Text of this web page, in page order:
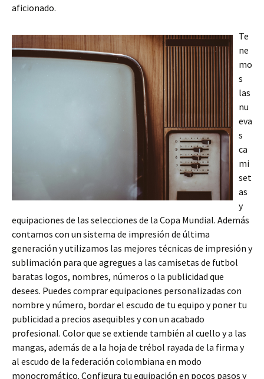
aficionado.
Te
ne
mo
s
las
nu
eva
s
ca
mi
set
as
y
equipaciones de las selecciones de la Copa Mundial. Además
contamos con un sistema de impresión de última
generación y utilizamos las mejores técnicas de impresión y
sublimación para que agregues a las camisetas de futbol
baratas logos, nombres, números o la publicidad que
desees. Puedes comprar equipaciones personalizadas con
nombre y número, bordar el escudo de tu equipo y poner tu
publicidad a precios asequibles y con un acabado
profesional. Color que se extiende también al cuello y a las
mangas, además de a la hoja de trébol rayada de la firma y
al escudo de la federación colombiana en modo
monocromático. Configura tu equipación en pocos pasos y